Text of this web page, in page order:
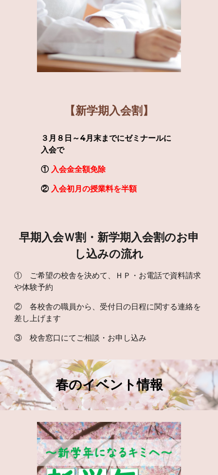
【新学期入会割】
３月８日～4月末までにゼミナールに
入会で
① 入会金全額免除
② 入会初月の授業料を半額
早期入会Ｗ割・新学期入会割のお申
し込みの流れ
① ご希望の校舎を決めて、ＨＰ・お電話で資料請求
や体験予約
② 各校舎の職員から、受付日の日程に関する連絡を
差し上げます
③ 校舎窓口にてご相談・お申し込み
春のイベント情報